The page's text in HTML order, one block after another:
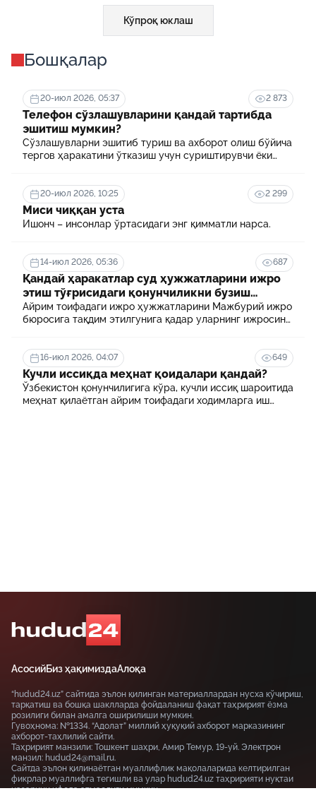
Кўпроқ юклаш
Бошқалар
20-июл 2026, 05:37 2 873
Телефон сўзлашувларини қандай тартибда
эшитиш мумкин?
Сўзлашувларни эшитиб туриш ва ахборот олиш бўйича
тергов ҳаракатини ўтказиш учун суриштирувчи ёки
20-июл 2026, 10:25 2 299
Миси чиққан уста
Ишонч – инсонлар ўртасидаги энг қимматли нарса.
14-июл 2026, 05:36 687
Қандай ҳаракатлар суд ҳужжатларини ижро
этиш тўғрисидаги қонунчиликни бузиш
ҳисобланади? 5 муҳим факт
Айрим тоифадаги ижро ҳужжатларини Мажбурий ижро
бюросига тақдим этилгунига қадар уларнинг ижросини
16-июл 2026, 04:07 649
Кучли иссиқда меҳнат қоидалари қандай?
Ўзбекистон қонунчилигига кўра, кучли иссиқ шароитида
меҳнат қилаётган айрим тоифадаги ходимларга иш
АсосийБиз ҳақимиздаАлоқа
“hudud24.uz” сайтида эълон қилинган материаллардан нусха кўчириш,
тарқатиш ва бошқа шаклларда фойдаланиш фақат таҳририят ёзма
розилиги билан амалга оширилиши мумкин.
Гувоҳнома: №1334. “Адолат” миллий ҳуқуқий ахборот марказининг
ахборот-таҳлилий сайти.
Таҳририят манзили: Тошкент шаҳри, Амир Темур, 19-уй. Электрон
манзил: hudud24@mail.ru.
Сайтда эълон қилинаётган муаллифлик мақолаларида келтирилган
фикрлар муаллифга тегишли ва улар hudud24.uz таҳририяти нуқтаи
назарини ифода этмаслиги мумкин.